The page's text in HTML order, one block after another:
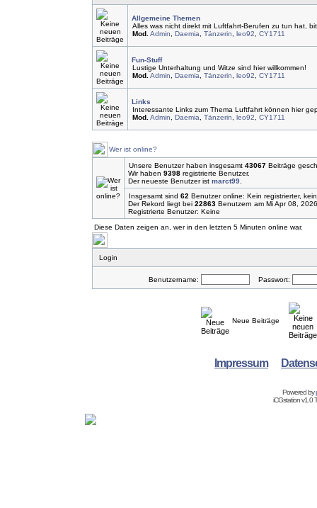
Allgemeine Themen
Alles was nicht direkt mit Luftfahrt-Berufen zu tun hat,
Mod. Admin Daemia Tänzerin leo92 CY1711
Fun-Stuff
Lustige Unterhaltung und Witze sind hier willkommen!
Mod. Admin Daemia Tänzerin leo92 CY1711
Links
Interessante Links zum Thema Luftfahrt können hier
Mod. Admin Daemia Tänzerin leo92 CY1711
Wer ist online?
Unsere Benutzer haben insgesamt 43067 Beiträge
Wir haben 9398 registrierte Benutzer.
Der neueste Benutzer ist marct99
Insgesamt sind 62 Benutzer online: Kein registrierter,
Der Rekord liegt bei 22863 Benutzern am Mi Apr 08,
Registrierte Benutzer: Keine
Diese Daten zeigen an, wer in den letzten 5 Minuten online war.
Login
Benutzername: Passwort:
Neue Beiträge
Impressum
Powered by
iCGstation v1.0